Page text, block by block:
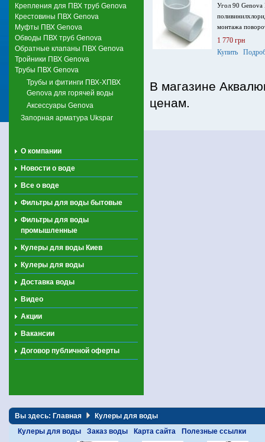
Крепления для ПВХ труб Genova
Крестовины ПВХ Genova
Муфты ПВХ Genova
Обводы ПВХ труб Genova
Обратные клапаны ПВХ Genova
Тройники ПВХ Genova
Трубы ПВХ Genova
Трубы и фитинги ПВХ-ХПВХ
Genova для горячей воды
Аксессуары Genova
Запорная арматура Ukspar
О компании
Новости о воде
Все о воде
Фильтры для воды бытовые
Фильтры для воды
промышленные
Кулеры для воды Киев
Кулеры для воды
Доставка воды
Видео
Акции
Вакансии
Договор публичной оферты
Угол 90 Genova
монтажа
1 770 грн
Купить
В магазине
ценам.
Вы здесь: Главная
Кулеры для воды
Кулеры для воды
Заказ воды Карта сайта Полезные ссылки